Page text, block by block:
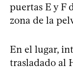
puertas E y F
zona de la
En el lugar,
trasladado al